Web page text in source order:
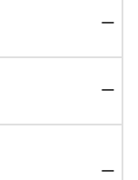
ー
ー
ー